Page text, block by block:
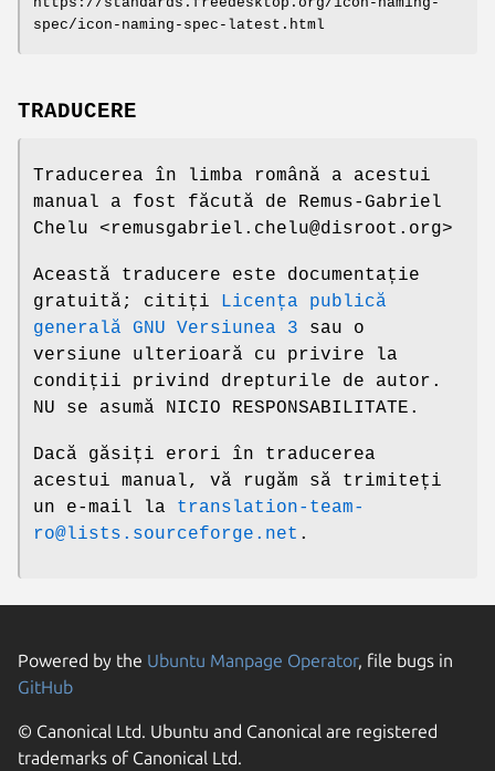
spec/icon-naming-spec-latest.html
TRADUCERE
Traducerea în limba română a acestui
manual a fost făcută de Remus-Gabriel
Chelu <remusgabriel.chelu@disroot.org>
Această traducere este documentație
gratuită; citiți Licența publică
generală GNU Versiunea 3 sau o
versiune ulterioară cu privire la
condiții privind drepturile de autor.
NU se asumă NICIO RESPONSABILITATE.
Dacă găsiți erori în traducerea
acestui manual, vă rugăm să trimiteți
un e-mail la translation-team-
ro@lists.sourceforge.net .
Powered by the Ubuntu Manpage Operator, file bugs in
GitHub
© Canonical Ltd. Ubuntu and Canonical are registered
trademarks of Canonical Ltd.